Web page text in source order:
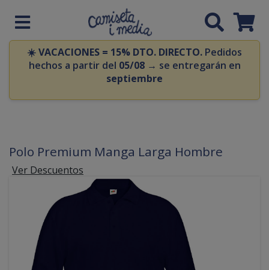
☀️VACACIONES = 15% DTO. DIRECTO. Pedidos
hechos a partir del 05/08→ se entregarán en
septiembre
Polo Premium Manga Larga Hombre
Ver Descuentos